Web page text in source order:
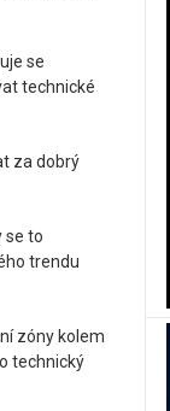
se
technické
za dobrý
se to
trendu
zóny kolem
technický